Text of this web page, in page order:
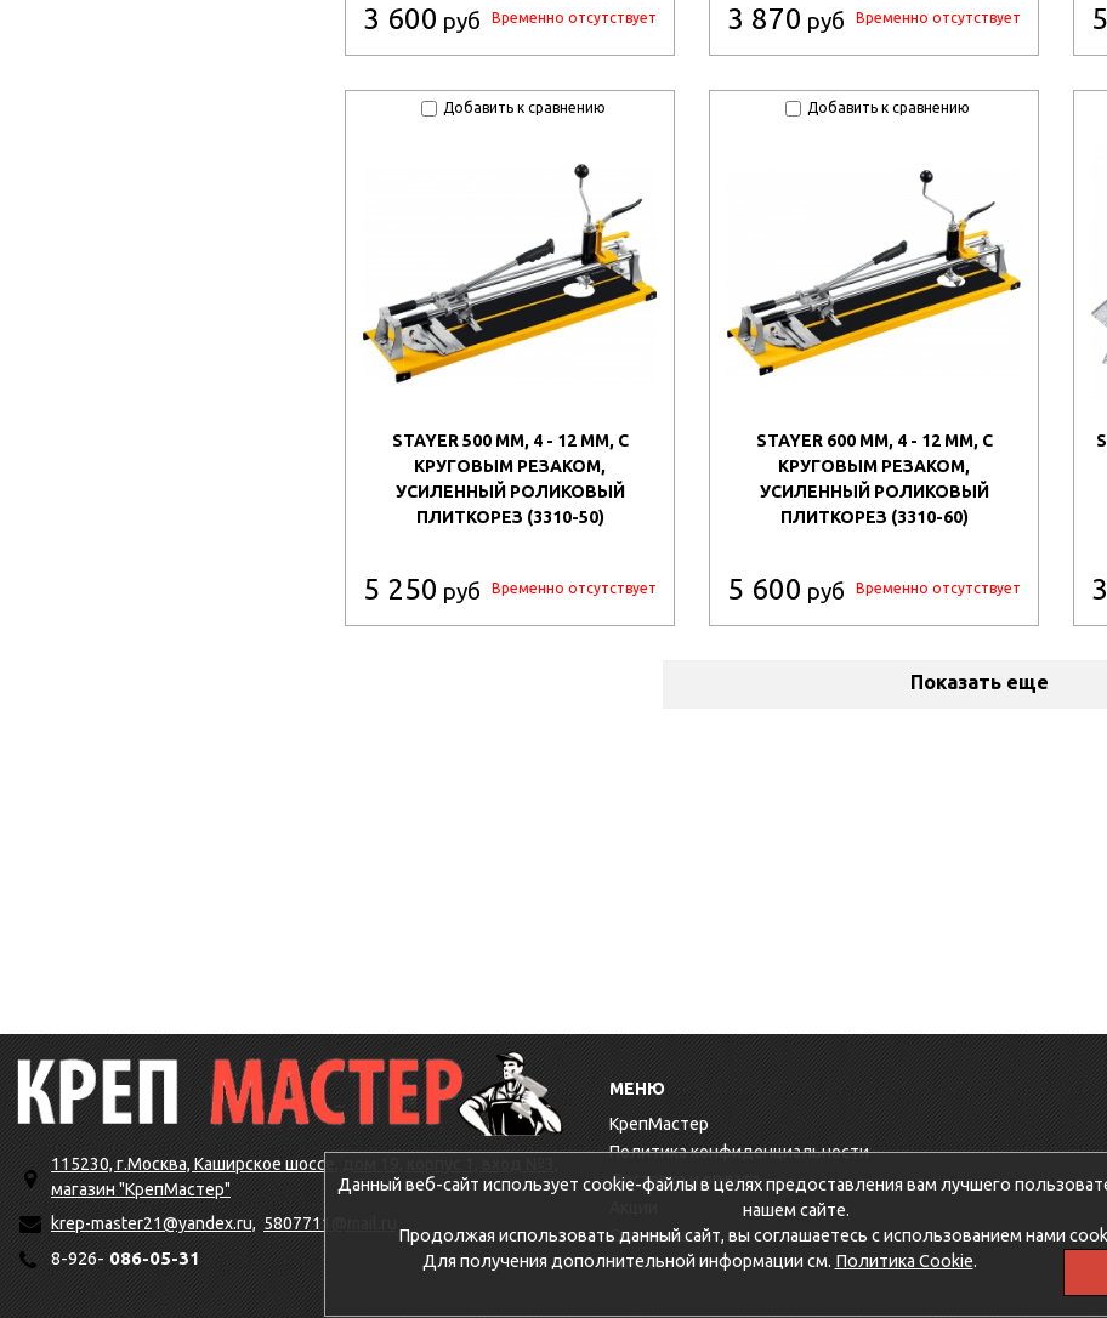
3 600 руб Временно отсутствует 3 870 руб Временно отсутствует
Добавить к сравнению
STAYER 500 ММ, 4 - 12 ММ, С
КРУГОВЫМ РЕЗАКОМ,
УСИЛЕННЫЙ РОЛИКОВЫЙ
ПЛИТКОРЕЗ (3310-50)
5 250 руб Временно отсутствует
Добавить к сравнению
STAYER 600 ММ, 4 - 12 ММ, С
КРУГОВЫМ РЕЗАКОМ,
УСИЛЕННЫЙ РОЛИКОВЫЙ
ПЛИТКОРЕЗ (3310-60)
5 600 руб Временно отсутствует
Показать еще
115230, г.Москва, Каширское шоссе, дом 19, корпус 1, вход №3,
магазин "КрепМастер"
krep-master21@yandex.ru, 5807711@mail.ru
8-926-086-05-31
МЕНЮ
КрепМастер
Политика конфиденциальности
Доставка и оплата
Оптовикам
Контакты
Данный веб-сайт использует cookie-файлы в целях предоставления вам лучшего
нашем сайте.
Продолжая использовать данный сайт, вы соглашаетесь с использованием нами
Для получения дополнительной информации см. Политика Cookie.